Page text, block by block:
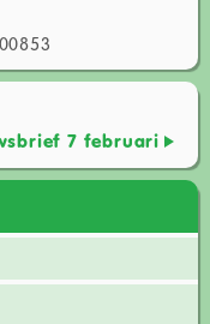
7 februari